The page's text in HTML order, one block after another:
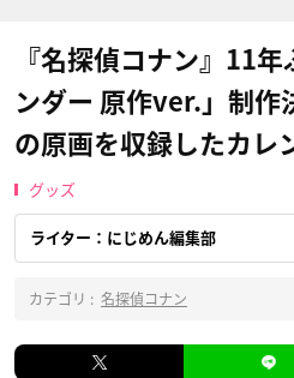
『名探偵コナン』11
ンダー 原作ver.」制作
の原画を収録したカレ
グッズ
ライター：にじめん編集部
カテゴリ : 名探偵コナン